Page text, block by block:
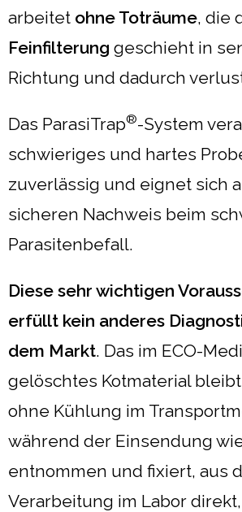
arbeitet ohne Toträume, die
Feinfilterung geschieht in
Richtung und dadurch
Das ParasiTrap®-System
schwieriges und hartes
zuverlässig und eignet sich
sicheren Nachweis beim
Parasitenbefall.
Diese sehr wichtigen
erfüllt kein anderes
dem Markt. Das im ECO-
gelöschtes Kotmaterial
ohne Kühlung im
während der Einsendung
entnommen und fixiert, aus
Verarbeitung im Labor